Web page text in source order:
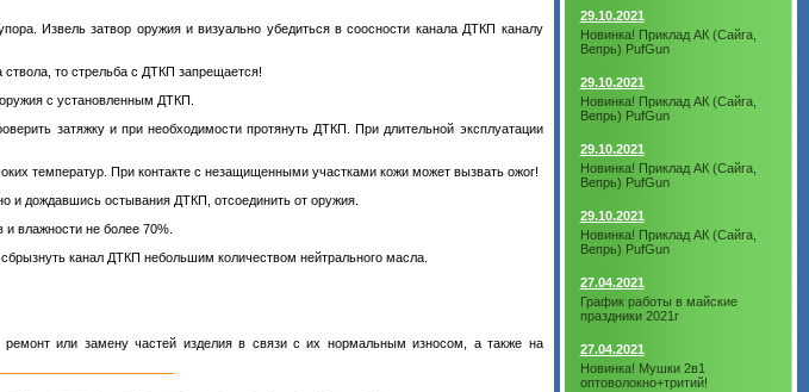
Извель затвор оружия и визуально убедиться в соосности канала ДТКП каналу
то стрельба с ДТКП запрещается!
с установленным ДТКП.
затяжку и при необходимости протянуть ДТКП. При длительной эксплуатации
температур. При контакте с незащищенными участками кожи может вызвать ожог!
и дождавшись остывания ДТКП, отсоединить от оружия.
влажности не более 70%.
канал ДТКП небольшим количеством нейтрального масла.
ремонт или замену частей изделия в связи с их нормальным износом, а также на
29.10.2021
Новинка! Приклад АК (Сайга,
Вепрь) PufGun
29.10.2021
Новинка! Приклад АК (Сайга,
Вепрь) PufGun
29.10.2021
Новинка! Приклад АК (Сайга,
Вепрь) PufGun
29.10.2021
Новинка! Приклад АК (Сайга,
Вепрь) PufGun
27.04.2021
График работы в майские
праздники 2021г
27.04.2021
Новинка! Мушки 2в1
оптоволокно+тритий!